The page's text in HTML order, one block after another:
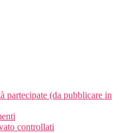
partecipate (da pubblicare in
controllati